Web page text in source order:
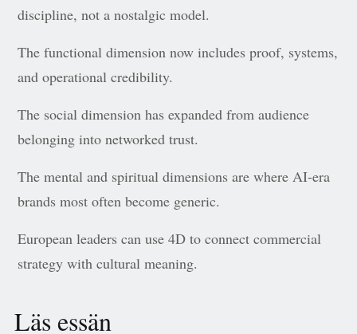
discipline, not a nostalgic model.
The functional dimension now includes proof, systems,
and operational credibility.
The social dimension has expanded from audience
belonging into networked trust.
The mental and spiritual dimensions are where AI-era
brands most often become generic.
European leaders can use 4D to connect commercial
strategy with cultural meaning.
Läs essän